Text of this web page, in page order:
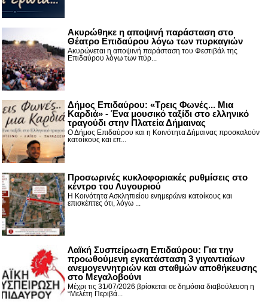
Ακυρώθηκε η αποψινή παράσταση στο
Θέατρο Επιδαύρου λόγω των πυρκαγιών
Ακυρώνεται η αποψινή παράσταση του Φεστιβάλ της
Επιδαύρου λόγω των πύρ...
Δήμος Επιδαύρου: «Τρεις Φωνές... Μια
Καρδιά» - Ένα μουσικό ταξίδι στο ελληνικό
τραγούδι στην Πλατεία Δήμαινας
Ο Δήμος Επιδαύρου και η Κοινότητα Δήμαινας προσκαλούν
κατοίκους και επ...
Προσωρινές κυκλοφοριακές ρυθμίσεις στο
κέντρο του Λυγουριού
Η Κοινότητα Ασκληπιείου ενημερώνει κατοίκους και
επισκέπτες ότι, λόγω ...
Λαϊκή Συσπείρωση Επιδαύρου: Για την
προωθούμενη εγκατάσταση 3 γιγαντιαίων
ανεμογεννητριών και σταθμών αποθήκευσης
στο Μεγαλοβούνι
Μέχρι τις 31/07/2026 βρίσκεται σε δημόσια διαβούλευση η
“Μελέτη Περιβά...